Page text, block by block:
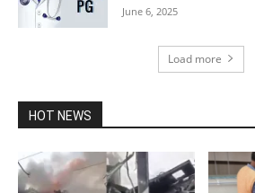
June 6, 2025
Load more
HOT NEWS